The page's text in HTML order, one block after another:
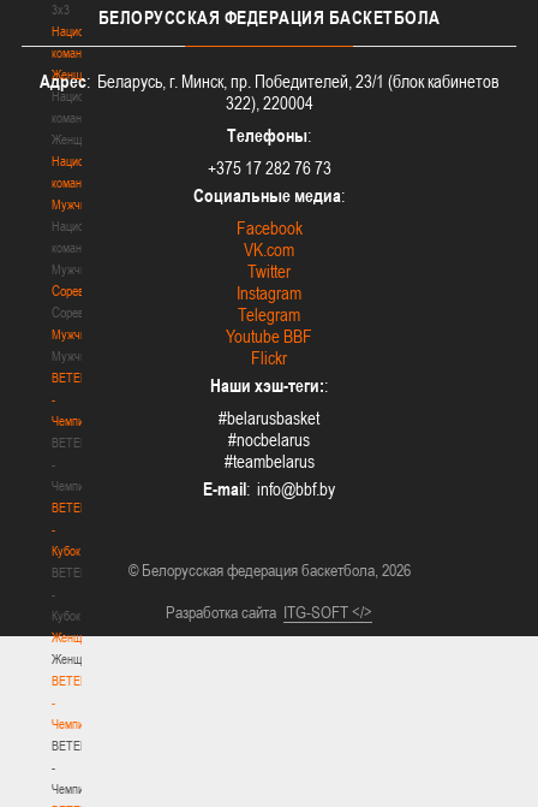
3х3
Национальная
команда.
Женщины
Национальная
команда.
Женщины
Национальная
команда.
Мужчины
Национальная
команда.
Мужчины
Соревнования
Соревнования
Мужчины
Мужчины
BETERA
-
Чемпионат
BETERA
-
Чемпионат
BETERA
-
Кубок
BETERA
-
Кубок
Женщины
Женщины
BETERA
-
Чемпионат
BETERA
-
Чемпионат
БЕЛОРУССКАЯ ФЕДЕРАЦИЯ БАСКЕТБОЛА
Адрес: Беларусь, г. Минск, пр. Победителей, 23/1 (блок кабинетов
322), 220004
Телефоны:
+375 17 282 76 73
Социальные медиа:
Facebook
VK.com
Twitter
Instagram
Telegram
Youtube BBF
Flickr
Наши хэш-теги::
#belarusbasket
#nocbelarus
#teambelarus
E-mail:
© Белорусская федерация баскетбола, 2026
Разработка сайта ITG-SOFT </>